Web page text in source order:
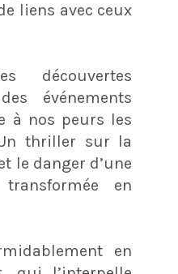
liens avec ceux
découvertes
événements
à nos peurs les
thriller sur la
le danger d’une
transformée en
en